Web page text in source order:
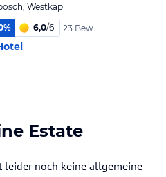
Westkap
% 6,0/6 23 Bew.
Estate
leider noch keine allgemeine